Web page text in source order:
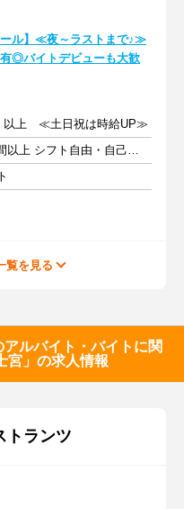
ール】≪夜～ラストまで♪≫
◎バイトデビューも大歓
以上 ≪土日祝は時給UP≫
週2日以上 1日3時間以上 シフト自由・自己申告
覧を見る
アルバイト・バイトに関
宮」の求人情報
トランツ